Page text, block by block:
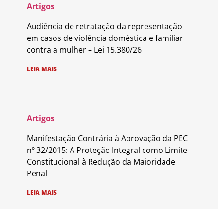
Artigos
Audiência de retratação da representação
em casos de violência doméstica e familiar
contra a mulher – Lei 15.380/26
LEIA MAIS
Artigos
Manifestação Contrária à Aprovação da PEC
nº 32/2015: A Proteção Integral como Limite
Constitucional à Redução da Maioridade
Penal
LEIA MAIS